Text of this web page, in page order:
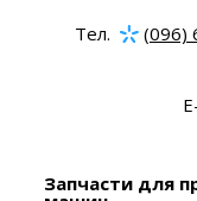
Тел.
(096)
Запчасти для